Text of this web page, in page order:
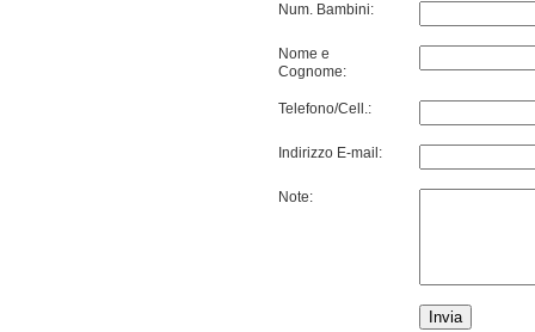
Num. Bambini:
Nome e
Cognome:
Telefono/Cell.:
Indirizzo E-mail:
Note: